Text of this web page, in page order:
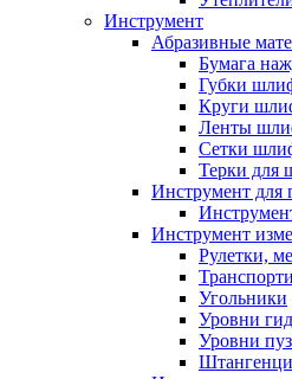
Инструмент
Абразивные
Бумага
Губки
Круги
Ленты
Сетки
Терки для
Инструмент для
Инструмент
Рулетки,
Угольники
Уровни
Уровни